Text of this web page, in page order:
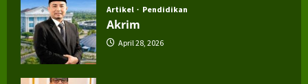
Artikel Pendidikan
Akrim
April 28, 2026